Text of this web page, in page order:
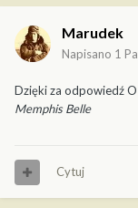
Marudek
Napisano 1
Dzięki za odpowiedź
Memphis Belle
Cytuj